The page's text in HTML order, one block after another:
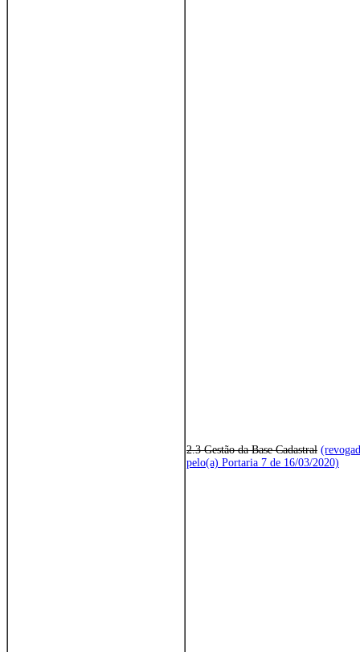
2.3 Gestão da Base Cadastral
pelo(a) Portaria 7 de 16/03/2020)